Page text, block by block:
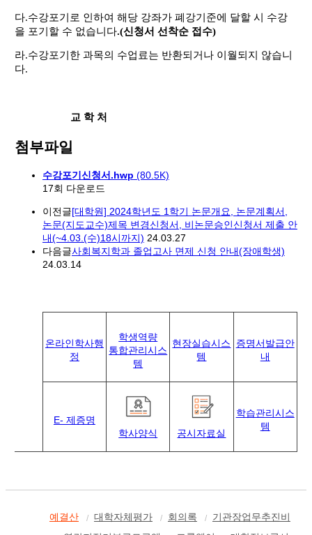
다.수강포기로 인하여 해당 강좌가 폐강기준에 달할 시 수강
을 포기할 수 없습니다.(신청서 선착순 접수)
라.수강포기한 과목의 수업료는 반환되거나 이월되지 않습니
다.
교 학 처
첨부파일
수강포기신청서.hwp (80.5K)
17회 다운로드
이전글[대학원] 2024학년도 1학기 논문개요, 논문계획서,
논문(지도교수)제목 변경신청서, 비논문승인신청서 제출 안
내(~4.03.(수)18시까지) 24.03.27
다음글사회복지학과 졸업고사 면제 신청 안내(장애학생)
24.03.14
온라인학사행
정
학생역량
통합관리시스
템
현장실습시스
템
증명서발급안
내
E- 제증명
학사양식
공시자료실
학습관리시스
템
예결산 대학자체평가 회의록
기관장업무추진비